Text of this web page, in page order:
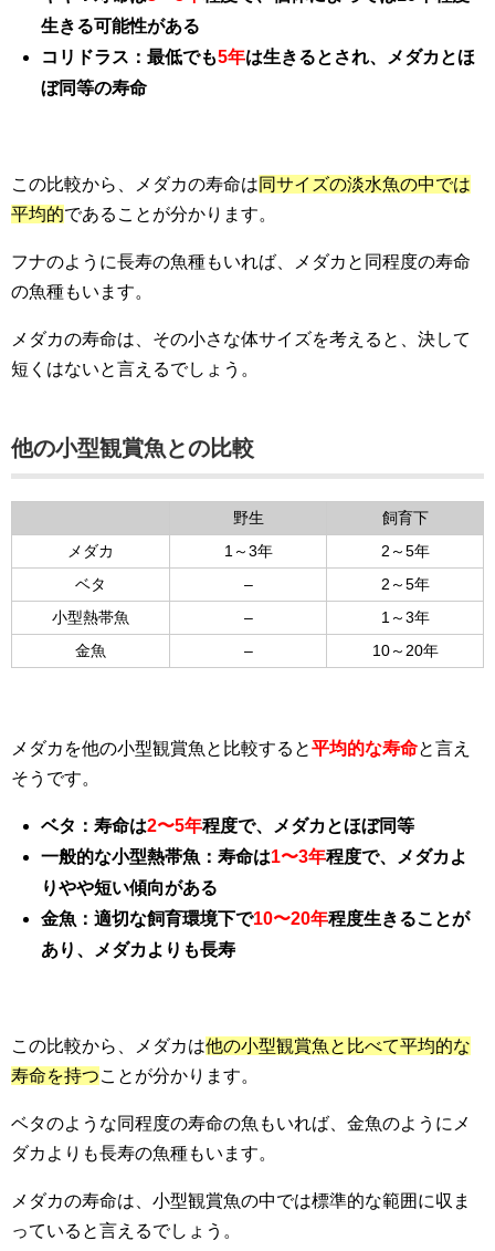
生きる可能性がある
コリドラス：最低でも5年は生きるとされ、メダカとほ
ぼ同等の寿命
この比較から、メダカの寿命は同サイズの淡水魚の中では
平均的であることが分かります。
フナのように長寿の魚種もいれば、メダカと同程度の寿命
の魚種もいます。
メダカの寿命は、その小さな体サイズを考えると、決して
短くはないと言えるでしょう。
他の小型観賞魚との比較
野生
飼育下
メダカ
1～3年
2～5年
ベタ
–
2～5年
小型熱帯魚
–
1～3年
金魚
– 10～20年
メダカを他の小型観賞魚と比較すると平均的な寿命と言え
そうです。
ベタ：寿命は2〜5年程度で、メダカとほぼ同等
一般的な小型熱帯魚：寿命は1〜3年程度で、メダカよ
りやや短い傾向がある
金魚：適切な飼育環境下で10〜20年程度生きることが
あり、メダカよりも長寿
この比較から、メダカは他の小型観賞魚と比べて平均的な
寿命を持つことが分かります。
ベタのような同程度の寿命の魚もいれば、金魚のようにメ
ダカよりも長寿の魚種もいます。
メダカの寿命は、小型観賞魚の中では標準的な範囲に収ま
っていると言えるでしょう。